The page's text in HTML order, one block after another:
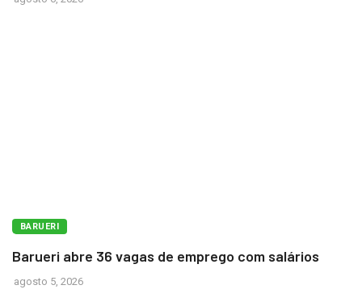
BARUERI
Barueri abre 36 vagas de emprego com salários
agosto 5, 2026